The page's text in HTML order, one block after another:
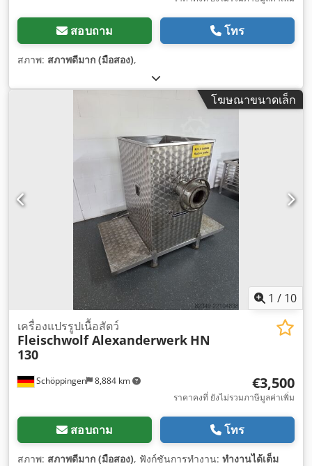
สอบถาม โทร
สภาพ: สภาพดีมาก (มือสอง),
โฆษณาขนาดเล็ก
1 / 10
Schöppingen 8,884 km
เครื่องแปรรูปเนื้อสัตว์
Fleischwolf Alexanderwerk HN
130
€3,500
ราคาคงที่ ยังไม่รวมภาษีมูลค่าเพิ่ม
สอบถาม โทร
สภาพ: สภาพดีมาก (มือสอง), ฟังก์ชันการทำงาน: ทำงานได้เต็ม